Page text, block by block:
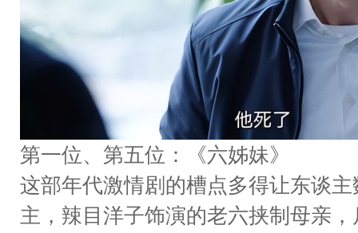
第一位、第五位：《六姊妹》
这部年代激情剧的槽点多得让东谈
主，辣目洋子饰演的老六挟制母亲